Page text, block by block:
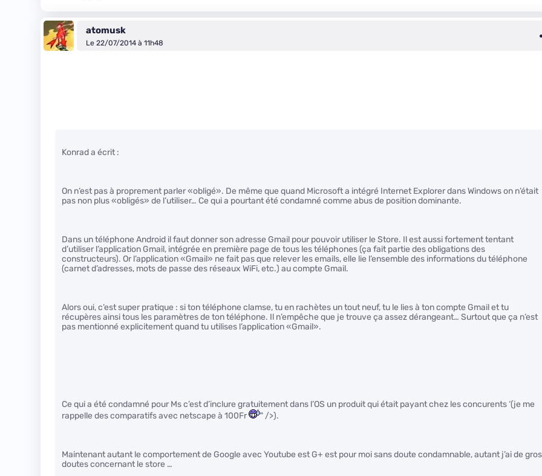
atomusk
Le 22/07/2014 à 11h48
Konrad a écrit :
On n’est pas à proprement parler «obligé». De même que quand Microsoft a intégré Internet Explorer dans Windows on n’était
pas non plus «obligés» de l’utiliser… Ce qui a pourtant été condamné comme abus de position dominante.
Dans un téléphone Android il faut donner son adresse Gmail pour pouvoir utiliser le Store. Il est aussi fortement tentant
d’utiliser l’application Gmail, intégrée en première page de tous les téléphones (ça fait partie des obligations des
constructeurs). Or l’application «Gmail» ne fait pas que relever les emails, elle lie l’ensemble des informations du téléphone
(carnet d’adresses, mots de passe des réseaux WiFi, etc.) au compte Gmail.
Alors oui, c’est super pratique : si ton téléphone clamse, tu en rachètes un tout neuf, tu le lies à ton compte Gmail et tu
récupères ainsi tous les paramètres de ton téléphone. Il n’empêche que je trouve ça assez dérangeant… Surtout que ça n’est
pas mentionné explicitement quand tu utilises l’application «Gmail».
Ce qui a été condamné pour Ms c’est d’inclure gratuitement dans l’OS un produit qui était payant chez les concurents ‘(je me
rappelle des comparatifs avec netscape à 100Fr
" />).
Maintenant autant le comportement de Google avec Youtube est G+ est pour moi sans doute condamnable, autant j’ai de gros
doutes concernant le store …